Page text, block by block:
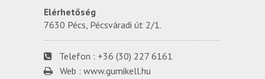
Elérhetőség
7630 Pécs, Pécsváradi út 2/1.
Telefon : +36 (30) 227 6161
Web : www.gumikell.hu